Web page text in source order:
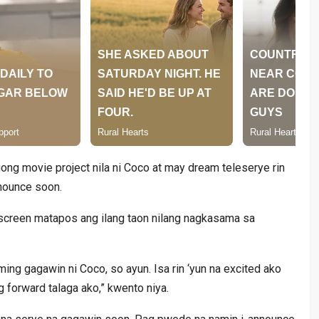
movie project nila ni Coco at may dream teleserye rin
soon.
matapos ang ilang taon nilang nagkasama sa
gagawin ni Coco, so ayun. Isa rin ‘yun na excited ako
talaga ako,” kwento niya.